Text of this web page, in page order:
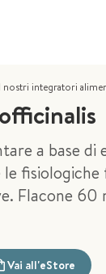
I nostri integratori
a base di
fisiologiche
Flacone 60
Vai all'eStore